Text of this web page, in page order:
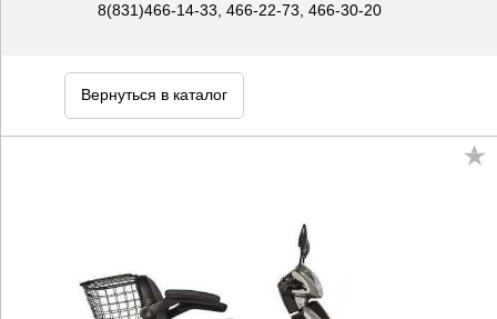
8(831)466-14-33, 466-22-73, 466-30-20
Вернуться в каталог